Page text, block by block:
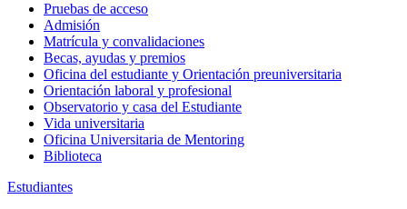
Pruebas de acceso
Admisión
Matrícula y convalidaciones
Becas, ayudas y premios
Oficina del estudiante y Orientación preuniversitaria
Orientación laboral y profesional
Observatorio y casa del Estudiante
Vida universitaria
Oficina Universitaria de Mentoring
Biblioteca
Estudiantes